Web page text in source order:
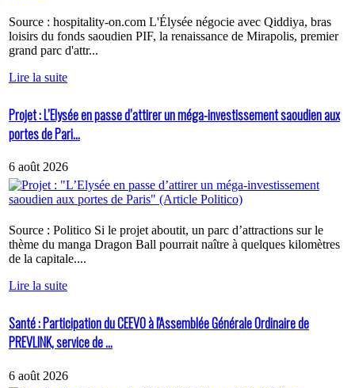
Source : hospitality-on.com L'Élysée négocie avec Qiddiya, bras
loisirs du fonds saoudien PIF, la renaissance de Mirapolis, premier
grand parc d'attr...
Lire la suite
Projet : L’Elysée en passe d’attirer un méga-investissement saoudien aux
portes de Pari...
6 août 2026
Source : Politico Si le projet aboutit, un parc d’attractions sur le
thème du manga Dragon Ball pourrait naître à quelques kilomètres
de la capitale....
Lire la suite
Santé : Participation du CEEVO à l'Assemblée Générale Ordinaire de
PREVLINK, service de ...
6 août 2026